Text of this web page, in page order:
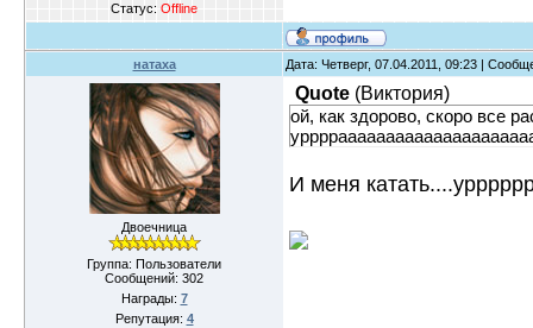
Статус: Offline
натаха Дата: Четверг, 07.04.2011, 09:23 |
Двоечница
Группа: Пользователи
Сообщений: 302
Награды: 7
Репутация: 4
Quote (Виктория)
ой, как здорово, скоро все
И меня